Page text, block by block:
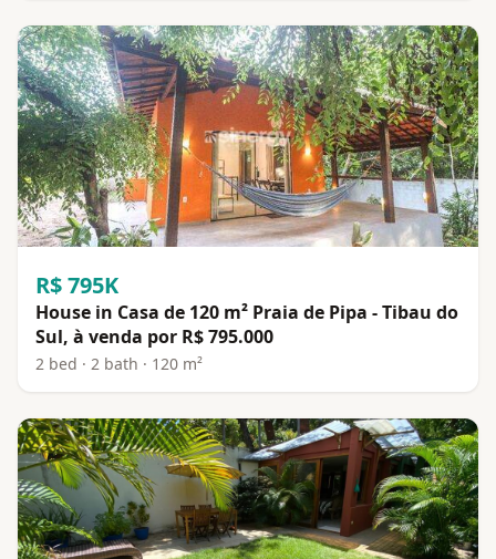
R$ 795K
House in Casa de 120 m² Praia de Pipa - Tibau do
Sul, à venda por R$ 795.000
2 bed · 2 bath · 120 m²